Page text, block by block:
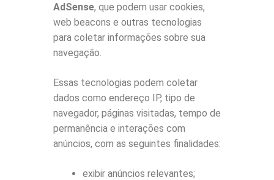
AdSense, que podem usar cookies,
web beacons e outras tecnologias
para coletar informações sobre sua
navegação.
Essas tecnologias podem coletar
dados como endereço IP, tipo de
navegador, páginas visitadas, tempo de
permanência e interações com
anúncios, com as seguintes finalidades:
exibir anúncios relevantes;